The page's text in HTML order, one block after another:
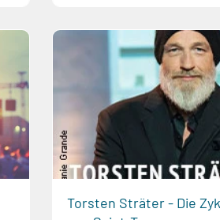
Torsten Sträter - Die